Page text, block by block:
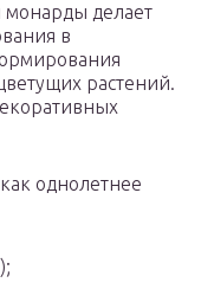
монарды делает
в
растений.
однолетнее